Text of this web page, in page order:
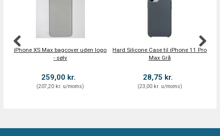
iPhone XS Max bagcover uden logo
- sølv
259,00 kr.
(207,20 kr. u/moms)
Hard Silicone Case til iPhone 11 Pro
Max Grå
28,75 kr.
(23,00 kr. u/moms)